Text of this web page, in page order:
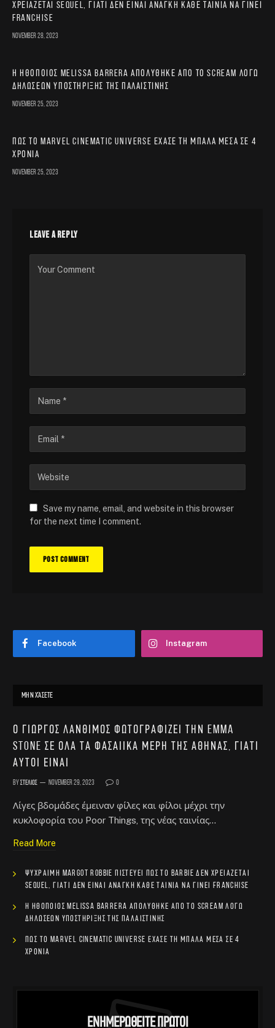
χρειάζεται sequel, γιατί δεν είναι ανάγκη κάθε ταινία να γίνει
franchise
November 28, 2023
Η ηθοποιός Melissa Barrera απολύθηκε από το Scream λόγω
δηλώσεων υποστήριξης της Παλαιστίνης
November 25, 2023
Πώς το Marvel Cinematic Universe έχασε τη μπάλα μέσα σε 4
χρόνια
November 25, 2023
LEAVE A REPLY
Save my name, email, and website in this browser
for the next time I comment.
Facebook Instagram
ΜΗΝ ΧΆΣΕΤΕ
Ο Γιώργος Λάνθιμος φωτογραφίζει την Emma
Stone σε όλα τα φασαίικα μέρη της Αθήνας, γιατί
αυτοί είναι
By Στέλιος November 29, 2023 0
Λίγες βδομάδες έμειναν φίλες και φίλοι μέχρι την
κυκλοφορία του Poor Things, της νέας ταινίας…
Read More
Ψύχραιμη Margot Robbie πιστεύει πως το Barbie δεν χρειάζεται
sequel, γιατί δεν είναι ανάγκη κάθε ταινία να γίνει franchise
Η ηθοποιός Melissa Barrera απολύθηκε από το Scream λόγω
δηλώσεων υποστήριξης της Παλαιστίνης
Πώς το Marvel Cinematic Universe έχασε τη μπάλα μέσα σε 4
χρόνια
Ενημερωθείτε Πρώτοι